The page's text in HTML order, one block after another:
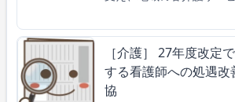
［介護］ 27年度改定
する看護師への処遇
協